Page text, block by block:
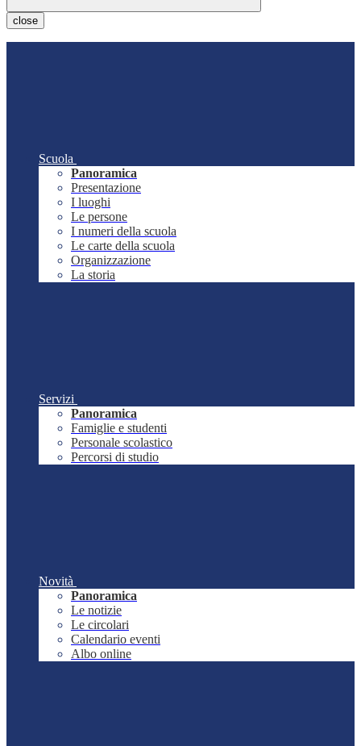
close
Scuola
Panoramica
Presentazione
I luoghi
Le persone
I numeri della scuola
Le carte della scuola
Organizzazione
La storia
Servizi
Panoramica
Famiglie e studenti
Personale scolastico
Percorsi di studio
Novità
Panoramica
Le notizie
Le circolari
Calendario eventi
Albo online